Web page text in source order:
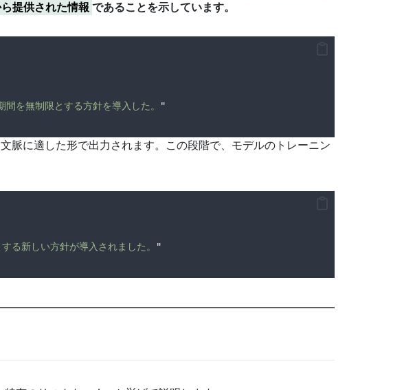
提供された情報 であることを示しています。
を無制限とする方針を導入した。
"
脈に適した形で出力されます。この段階で、モデルのトレーニン
る新しい方針が導入されました。
"